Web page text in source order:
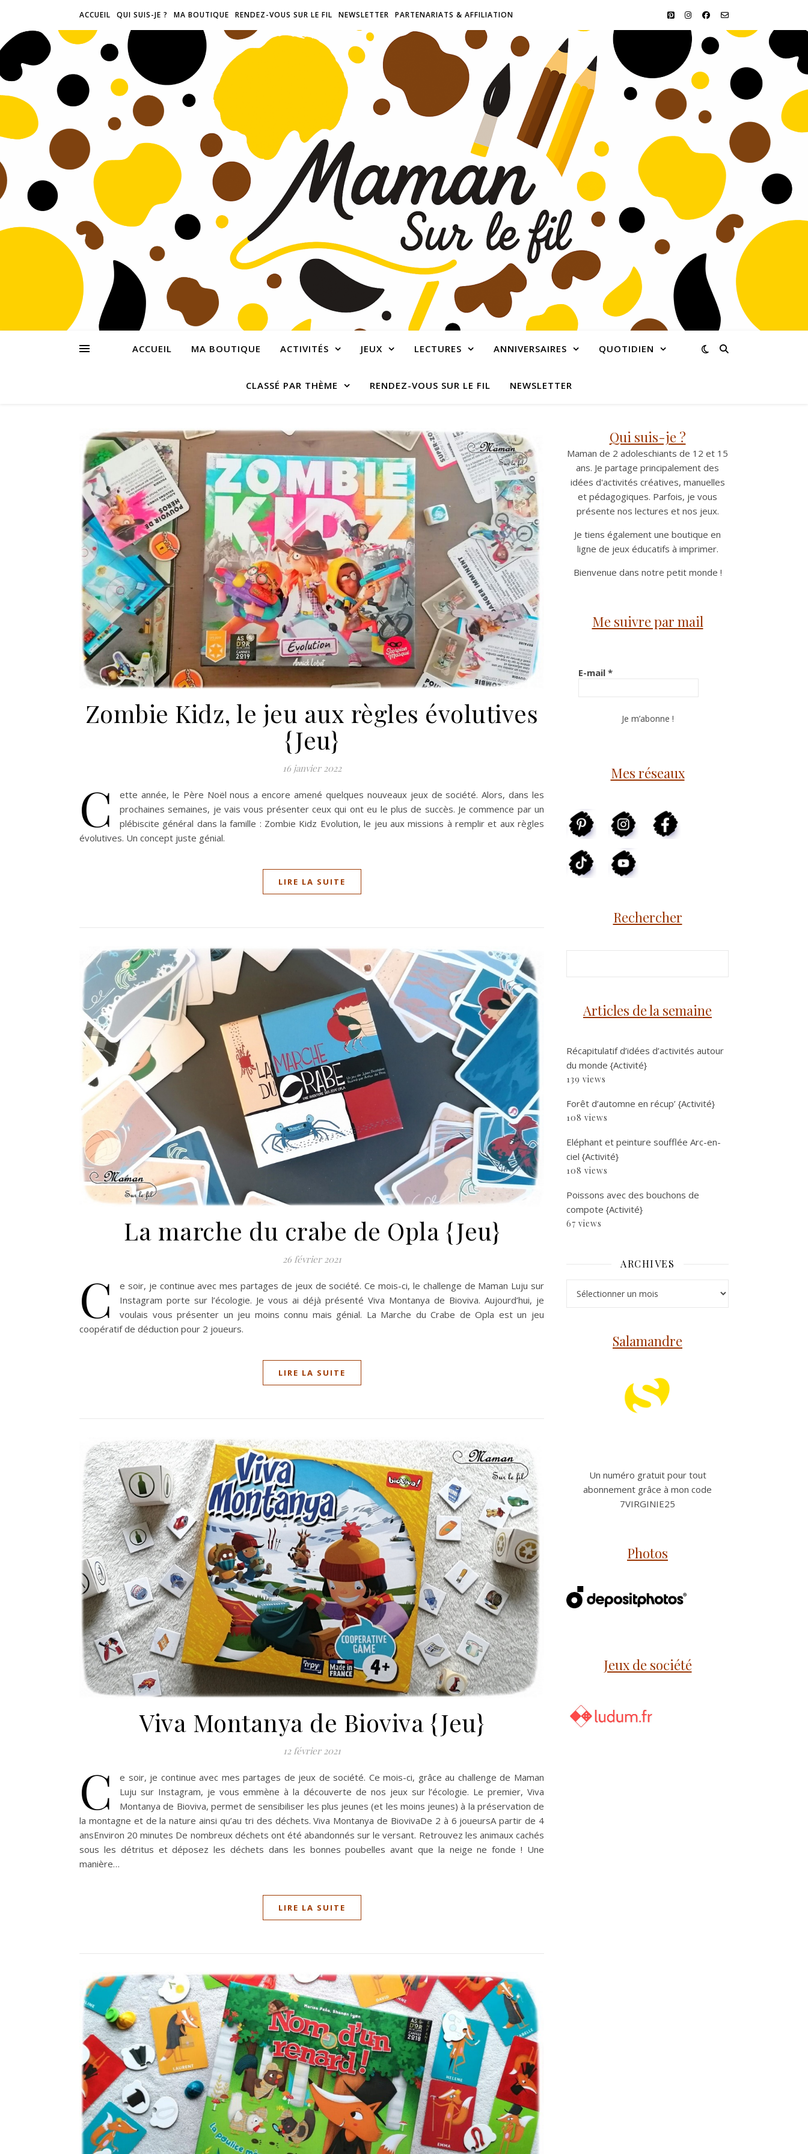
ACCUEIL QUI SUIS-JE ? MA BOUTIQUE RENDEZ-VOUS SUR LE FIL NEWSLETTER PARTENARIATS & AFFILIATION
ACCUEIL MA BOUTIQUE ACTIVITÉS JEUX LECTURES ANNIVERSAIRES QUOTIDIEN
CLASSÉ PAR THÈME RENDEZ-VOUS SUR LE FIL NEWSLETTER
Zombie Kidz, le jeu aux règles évolutives
{Jeu}
16 janvier 2022
C
ette année, le Père Noël nous a encore amené quelques nouveaux jeux de société. Alors, dans les
prochaines semaines, je vais vous présenter ceux qui ont eu le plus de succès. Je commence par un
plébiscite général dans la famille : Zombie Kidz Evolution, le jeu aux missions à remplir et aux règles
évolutives. Un concept juste génial.
LIRE LA SUITE
La marche du crabe de Opla {Jeu}
26 février 2021
C
e soir, je continue avec mes partages de jeux de société. Ce mois-ci, le challenge de Maman Luju sur
Instagram porte sur l’écologie. Je vous ai déjà présenté Viva Montanya de Bioviva. Aujourd’hui, je
voulais vous présenter un jeu moins connu mais génial. La Marche du Crabe de Opla est un jeu
coopératif de déduction pour 2 joueurs.
LIRE LA SUITE
Viva Montanya de Bioviva {Jeu}
12 février 2021
C
e soir, je continue avec mes partages de jeux de société. Ce mois-ci, grâce au challenge de Maman
Luju sur Instagram, je vous emmène à la découverte de nos jeux sur l’écologie. Le premier, Viva
Montanya de Bioviva, permet de sensibiliser les plus jeunes (et les moins jeunes) à la préservation de
la montagne et de la nature ainsi qu’au tri des déchets. Viva Montanya de BiovivaDe 2 à 6 joueursA partir de 4
ansEnviron 20 minutes De nombreux déchets ont été abandonnés sur le versant. Retrouvez les animaux cachés
sous les détritus et déposez les déchets dans les bonnes poubelles avant que la neige ne fonde ! Une
manière…
LIRE LA SUITE
Qui suis-je ?
Maman de 2 adoleschiants de 12 et 15
ans. Je partage principalement des
idées d'activités créatives, manuelles
et pédagogiques. Parfois, je vous
présente nos lectures et nos jeux.
Je tiens également une boutique en
ligne de jeux éducatifs à imprimer.
Bienvenue dans notre petit monde !
Me suivre par mail
E-mail *
Mes réseaux
Rechercher
Articles de la semaine
Récapitulatif d’idées d’activités autour
du monde {Activité}
139 views
Forêt d’automne en récup’ {Activité}
108 views
Eléphant et peinture soufflée Arc-en-
ciel {Activité}
108 views
Poissons avec des bouchons de
compote {Activité}
67 views
ARCHIVES
Salamandre
Un numéro gratuit pour tout
abonnement grâce à mon code
7VIRGINIE25
Photos
Jeux de société